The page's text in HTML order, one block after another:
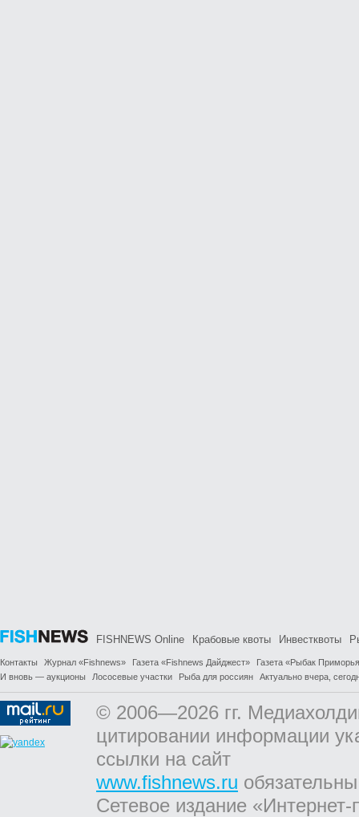
FISHNEWS Online Крабовые квоты Инвестквоты
Контакты Журнал «Fishnews» Газета «Fishnews Дайджест»
Газета «Рыбак
И вновь — аукционы
Лососевые участки Рыба для россиян Актуально вчера,
© 2006—2026 гг.
цитировании информации
ссылки на сайт
www.fishnews.ru
Сетевое издание